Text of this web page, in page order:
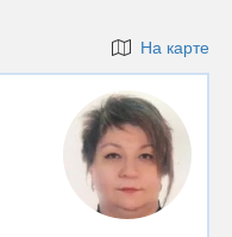
На карте